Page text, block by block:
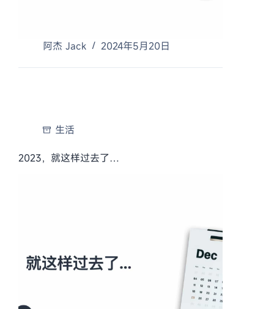
阿杰 Jack 2024年5月20日
生活
2023，就这样过去了…